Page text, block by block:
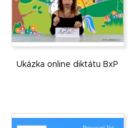
Ukázka online diktátu BxP